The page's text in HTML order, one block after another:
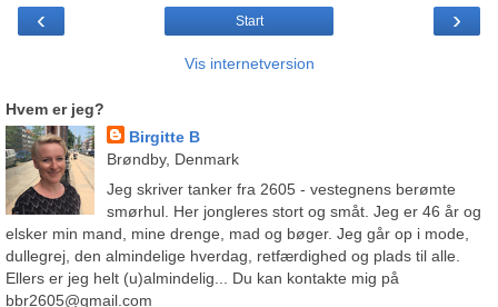
‹ ›
Start
Vis internetversion
Hvem er jeg?
Birgitte B
Brøndby, Denmark
Jeg skriver tanker fra 2605 - vestegnens berømte
smørhul. Her jongleres stort og småt. Jeg er 46 år og
elsker min mand, mine drenge, mad og bøger. Jeg går op i mode,
dullegrej, den almindelige hverdag, retfærdighed og plads til alle.
Ellers er jeg helt (u)almindelig... Du kan kontakte mig på
bbr2605@gmail.com